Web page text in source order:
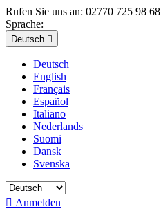
Rufen Sie uns an: 02770 725 98 68
Sprache:
Deutsch 
Deutsch
English
Français
Español
Italiano
Nederlands
Suomi
Dansk
Svenska
 Anmelden